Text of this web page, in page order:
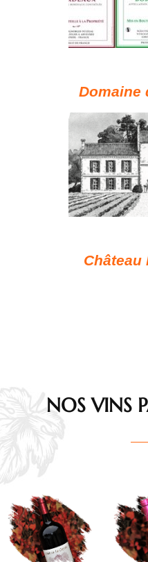
Domaine
Château
NOS VINS